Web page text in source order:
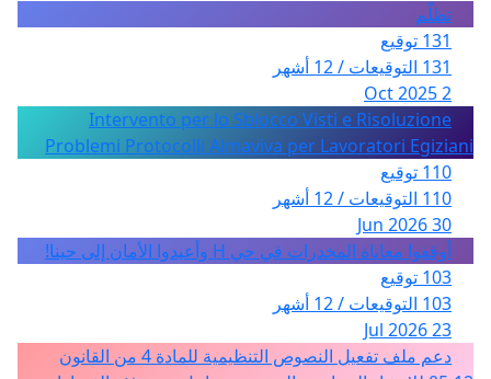
تظلّم
131 توقيع
131 التوقيعات / 12 أشهر
2 Oct 2025
Intervento per lo Sblocco Visti e Risoluzione
Problemi Protocolli Almaviva per Lavoratori Egiziani
110 توقيع
110 التوقيعات / 12 أشهر
30 Jun 2026
أوقفوا معاناة المخدرات في حي H وأعيدوا الأمان إلى حينا!
103 توقيع
103 التوقيعات / 12 أشهر
23 Jul 2026
دعم ملف تفعيل النصوص التنظيمية للمادة 4 من القانون